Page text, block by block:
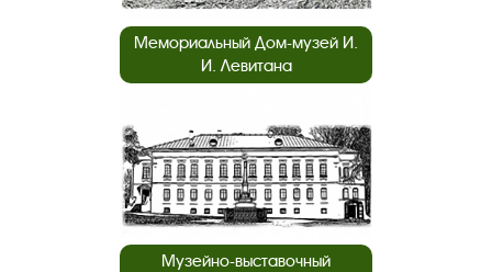
Мемориальный Дом-музей И.
И. Левитана
Музейно-выставочный